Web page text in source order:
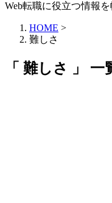
Web転職に役立つ情報を
HOME >
難しさ
「 難しさ 」 一